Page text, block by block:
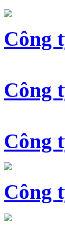
Công
Công
Công
Công